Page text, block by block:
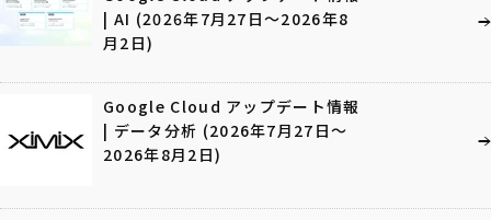
| AI (2026年7月27日〜2026年8
月2日)
Google Cloud アップデート情報
| データ分析 (2026年7月27日〜
2026年8月2日)